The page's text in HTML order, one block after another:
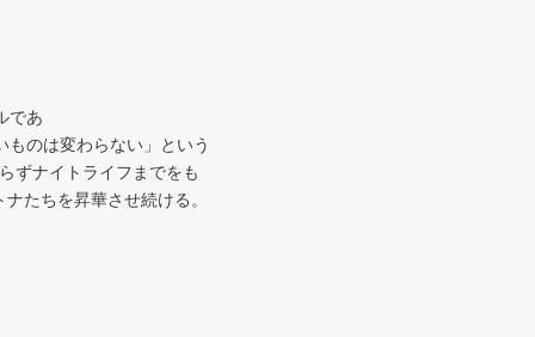
であ
のは変わらない」という
ずナイトライフまでをも
たちを昇華させ続ける。